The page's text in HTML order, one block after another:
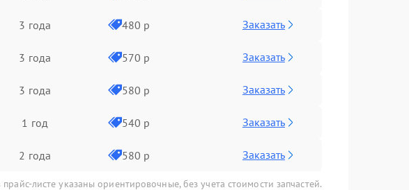
3 года 480 р Заказать
3 года 570 р Заказать
3 года 580 р Заказать
1 год 540 р Заказать
2 года 580 р Заказать
листе указаны ориентировочные, без учета стоимости запчастей.